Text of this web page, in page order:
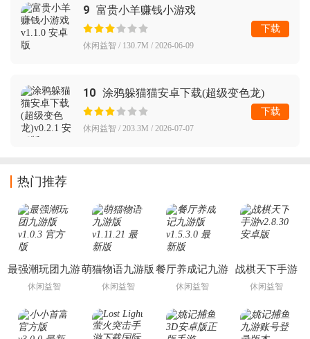
9 富贵小羊赚钱小游戏
休闲益智 / 130.7M / 2026-06-09
下载
10 涂鸦躲猫猫安卓下载(超级变色龙)
休闲益智 / 203.3M / 2026-07-07
下载
热门推荐
最强潮玩团九游
版
休闲益智
萌猫物语九游版
休闲益智
餐厅养成记九游
版
休闲益智
战棋天下手游
休闲益智